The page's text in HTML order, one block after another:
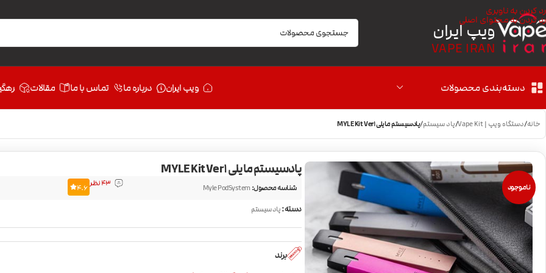
رد کردن به ناوبری
رد کردن به محتوای اصلی
ویپ ایران
VAPE IRAN
دسته‌بندی محصولات ویپ ایران درباره ما تماس با ما مقالات
خانه/دستگاه ویپ | Vape Kit /پاد سیستم/پادسیستم مایلی MYLE Kit Ver1
ناموجود
پادسیستم مایلی MYLE Kit Ver1
شناسه محصول: Myle PodSystem 43 نظر 4.6
دسته:پاد سیستم
برند